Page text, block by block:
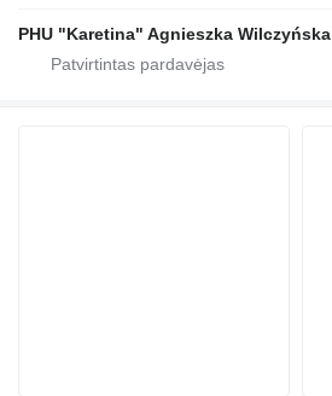
PHU "Karetina" Agnieszka Wilczyńska